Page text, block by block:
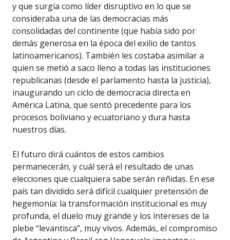
y que surgía como líder disruptivo en lo que se
consideraba una de las democracias más
consolidadas del continente (que había sido por
demás generosa en la época del exilio de tantos
latinoamericanos). También les costaba asimilar a
quien se metió a saco lleno a todas las instituciones
republicanas (desde el parlamento hasta la justicia),
inau­gurando un ciclo de democracia directa en
América Latina, que sentó precedente para los
procesos boliviano y ecuatoriano y dura hasta
nuestros días.
El futuro dirá cuántos de estos cambios
permanecerán, y cuál será el resultado de unas
elecciones que cualquiera sabe serán reñidas. En ese
país tan dividido será difícil cualquier pretensión de
hegemonía: la transformación institucional es muy
profunda, el duelo muy grande y los intereses de la
plebe “levantisca”, muy vivos. Además, el compromiso